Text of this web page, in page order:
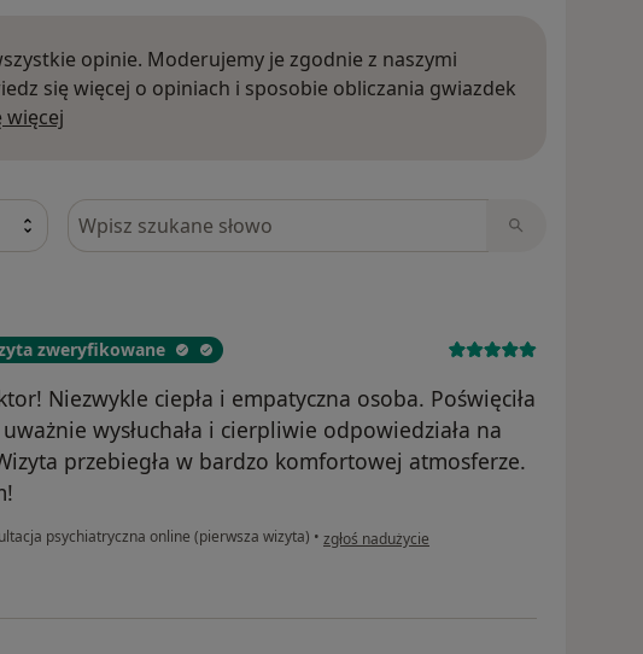
opinie. Moderujemy je zgodnie z naszymi
się więcej o opiniach i sposobie obliczania gwiazdek
więcej
Szukaj w opiniach
zweryfikowane
Niezwykle ciepła i empatyczna osoba. Poświęciła
wysłuchała i cierpliwie odpowiedziała na
przebiegła w bardzo komfortowej atmosferze.
psychiatryczna online (pierwsza wizyta) • w opinii użytkownika HK
zgłoś nadużycie